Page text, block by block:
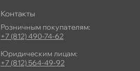
Контакты
Розничным покупателям:
+7 (812) 490-74-62
Юридическим лицам:
+7 (812) 564-49-92